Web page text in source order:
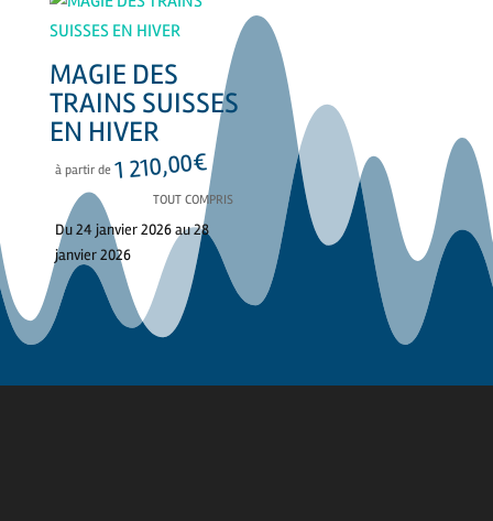
MAGIE DES
TRAINS SUISSES
EN HIVER
à partir de 1 210,00€
TOUT COMPRIS
Du 24 janvier 2026 au 28
janvier 2026